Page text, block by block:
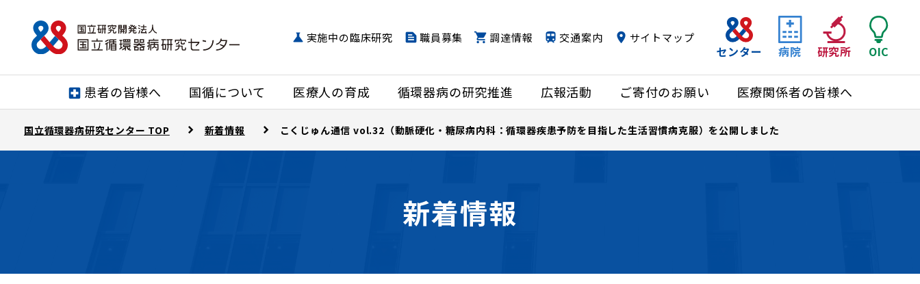
患者の皆様へ 国循について 医療人の育成 循環器病の研究推進 広報活動 ご寄付のお願い 医療関係者の皆様へ
センター 病院 研究所 OIC
実施中の臨床研究 職員募集 調達情報 交通案内 サイトマップ
国立循環器病研究センター TOP 新着情報 こくじゅん通信 vol.32（動脈硬化・糖尿病内科：循環器疾患予防を目指した生活習慣病克服）を公開しました
新着情報